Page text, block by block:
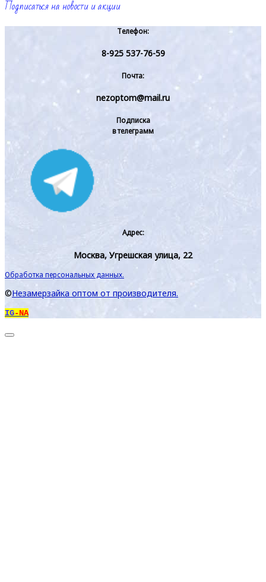
Подписаться на новости и акции
Телефон:
8-925 537-76-59
Почта:
nezoptom@mail.ru
Подписка
в телеграмм
Адрес:
Москва, Угрешская улица, 22
Обработка персональных данных.
©Незамерзайка оптом от производителя.
IG-NA